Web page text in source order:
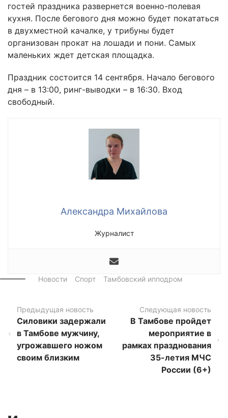
гостей праздника развернется военно-полевая
кухня. После бегового дня можно будет покататься
в двухместной качалке, у трибуны будет
организован прокат на лошади и пони. Самых
маленьких ждет детская площадка.
Праздник состоится 14 сентября. Начало бегового
дня – в 13:00, ринг-выводки – в 16:30. Вход
свободный.
Александра Михайлова
Журналист
Новости Спорт Тамбовский ипподром
Предыдущая новость
Силовики задержали
в Тамбове мужчину,
угрожавшего ножом
своим близким
Следующая новость
В Тамбове пройдет
мероприятие в
рамках празднования
35-летия МЧС
России (6+)